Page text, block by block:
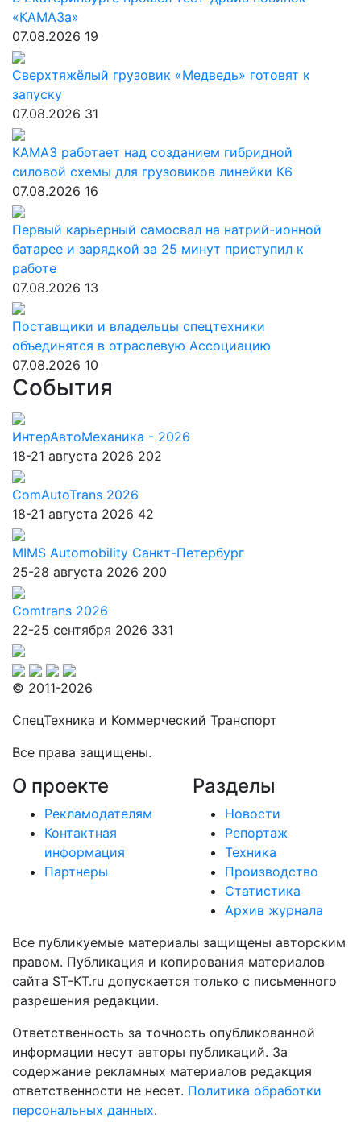
«КАМАЗа»
07.08.2026 19
Сверхтяжёлый грузовик «Медведь» готовят к
запуску
07.08.2026 31
КАМАЗ работает над созданием гибридной
силовой схемы для грузовиков линейки К6
07.08.2026 16
Первый карьерный самосвал на натрий-ионной
батарее и зарядкой за 25 минут приступил к
работе
07.08.2026 13
Поставщики и владельцы спецтехники
объединятся в отраслевую Ассоциацию
07.08.2026 10
События
ИнтерАвтоМеханика - 2026
18-21 августа 2026 202
ComAutoTrans 2026
18-21 августа 2026 42
MIMS Automobility Санкт-Петербург
25-28 августа 2026 200
Comtrans 2026
22-25 сентября 2026 331
© 2011-2026
СпецТехника и Коммерческий Транспорт
Все права защищены.
О проекте
Рекламодателям
Контактная
информация
Партнеры
Разделы
Новости
Репортаж
Техника
Производство
Статистика
Архив журнала
Все публикуемые материалы защищены авторским
правом. Публикация и копирования материалов
сайта ST-KT.ru допускается только с письменного
разрешения редакции.
Ответственность за точность опубликованной
информации несут авторы публикаций. За
содержание рекламных материалов редакция
ответственности не несет. Политика обработки
персональных данных.